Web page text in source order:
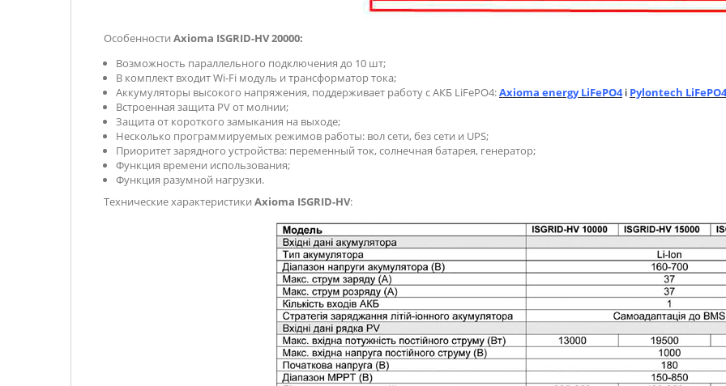
Особенности Axioma ISGRID-HV 20000:
Возможность параллельного подключения до 10 шт;
В комплект входит Wi-Fi модуль и трансформатор тока;
Аккумуляторы высокого напряжения, поддерживает работу с АКБ LiFePO4:Axioma energy LiFePO4 і Pylontech LiFePO4
Встроенная защита PV от молнии;
Защита от короткого замыкания на выходе;
Несколько программируемых режимов работы: вол сети, без сети и UPS;
Приоритет зарядного устройства: переменный ток, солнечная батарея, генератор;
Функция времени использования;
Функция разумной нагрузки.
Технические характеристики Axioma ISGRID-HV: